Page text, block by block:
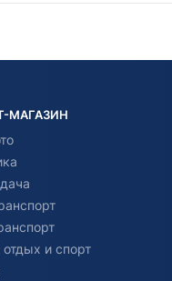
МАГАЗИН
и спорт